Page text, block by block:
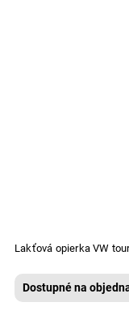
Lakťová opierka VW
Dostupné na